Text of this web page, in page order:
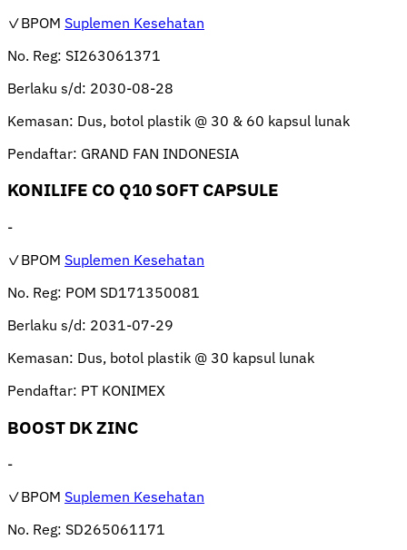
✓BPOM Suplemen Kesehatan
No. Reg: SI263061371
Berlaku s/d: 2030-08-28
Kemasan: Dus, botol plastik @ 30 & 60 kapsul lunak
Pendaftar: GRAND FAN INDONESIA
KONILIFE CO Q10 SOFT CAPSULE
-
✓BPOM Suplemen Kesehatan
No. Reg: POM SD171350081
Berlaku s/d: 2031-07-29
Kemasan: Dus, botol plastik @ 30 kapsul lunak
Pendaftar: PT KONIMEX
BOOST DK ZINC
-
✓BPOM Suplemen Kesehatan
No. Reg: SD265061171